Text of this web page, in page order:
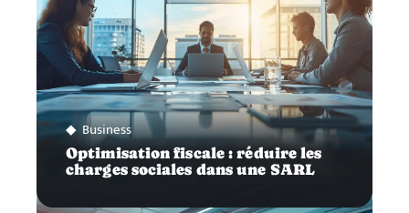
Business
Optimisation fiscale : réduire les
charges sociales dans une SARL